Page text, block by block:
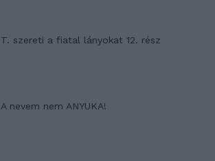
T. szereti a fiatal lányokat 12. rész
A nevem nem ANYUKA!